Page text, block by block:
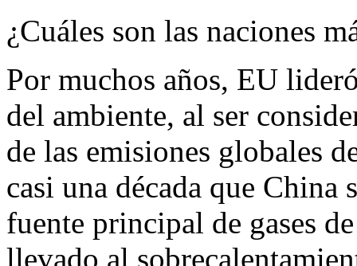
¿Cuáles son las naciones
Por muchos años, EU
del ambiente, al ser
de las emisiones globales
casi una década que China
fuente principal de gases
llevado al